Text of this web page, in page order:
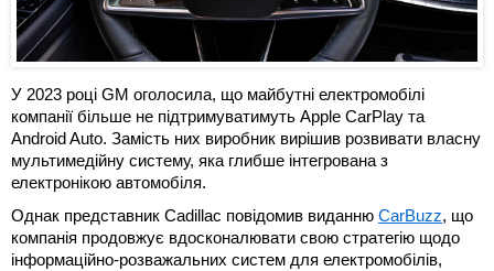
У 2023 році GM оголосила, що майбутні електромобілі
компанії більше не підтримуватимуть Apple CarPlay та
Android Auto. Замість них виробник вирішив розвивати власну
мультимедійну систему, яка глибше інтегрована з
електронікою автомобіля.
Однак представник Cadillac повідомив виданню CarBuzz, що
компанія продовжує вдосконалювати свою стратегію щодо
інформаційно-розважальних систем для електромобілів,